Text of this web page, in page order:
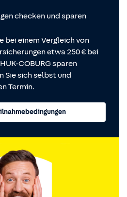
checken und sparen
bei einem Vergleich von
etwa 250 € bei
COBURG sparen
Sie sich selbst und
Termin.